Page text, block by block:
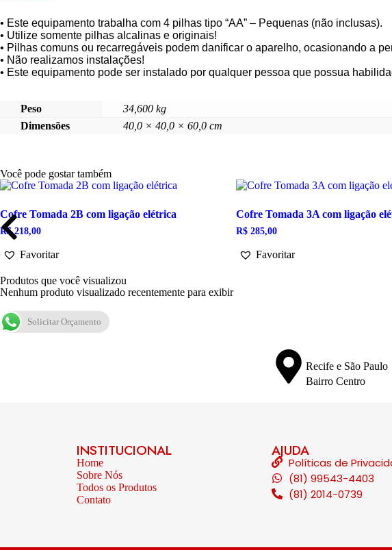
• Este equipamento trabalha com 4 pilhas tipo “AA” – Pequenas (não inclusas).
• Utilize somente pilhas alcalinas e originais!
• Pilhas comuns ou recarregáveis podem danificar o aparelho, ocasionando a
• Não realizamos instalações!
• Este equipamento pode ser instalado por qualquer pessoa que possua
Peso
34,600 kg
Dimensões
40,0 × 40,0 × 60,0 cm
Você pode gostar também
Cofre Tomada 2B com ligação elétrica
R$218,00
Favoritar
Cofre Tomada 3A com ligação
R$ 285,00
Favoritar
Produtos que você visualizou
Nenhum produto visualizado recentemente para exibir
Solicitar Orçamento
Recife e São Paulo
Bairro Centro
INSTITUCIONAL
Home
Sobre Nós
Todos os Produtos
Contato
AJUDA
Políticas de
(81) 99543-4403
(81) 2014-0739